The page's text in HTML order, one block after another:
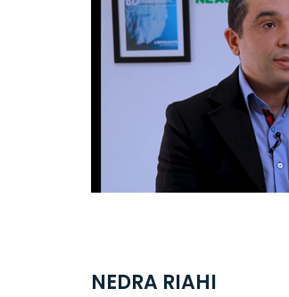
NEDRA RIAHI